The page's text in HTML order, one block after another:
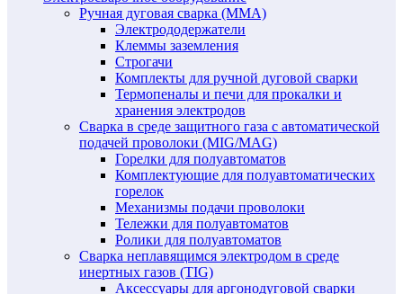
Ручная дуговая сварка (MMA)
Электрододержатели
Клеммы заземления
Строгачи
Комплекты для ручной дуговой сварки
Термопеналы и печи для прокалки и
хранения электродов
Сварка в среде защитного газа с автоматической
подачей проволоки (MIG/MAG)
Горелки для полуавтоматов
Комплектующие для полуавтоматических
горелок
Механизмы подачи проволоки
Тележки для полуавтоматов
Ролики для полуавтоматов
Сварка неплавящимся электродом в среде
инертных газов (TIG)
Аксессуары для аргонодуговой сварки